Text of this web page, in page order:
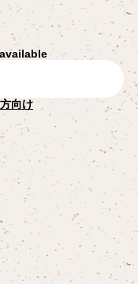
向け